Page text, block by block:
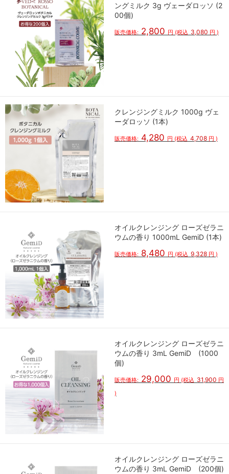
ングミルク 3g ヴェーダロッソ (2
00個)
販売価格: 2,800 円 (税込 3,080 円 )
クレンジングミルク 1000g ヴェ
ーダロッソ (1本)
販売価格: 4,280 円 (税込 4,708 円 )
オイルクレンジング ローズゼラニ
ウムの香り 1000mL GemiD (1本)
販売価格: 8,480 円 (税込 9,328 円 )
オイルクレンジング ローズゼラニ
ウムの香り 3mL GemiD (1000
個)
販売価格: 29,000 円 (税込 31,900 円
)
オイルクレンジング ローズゼラニ
ウムの香り 3mL GemiD (200個)